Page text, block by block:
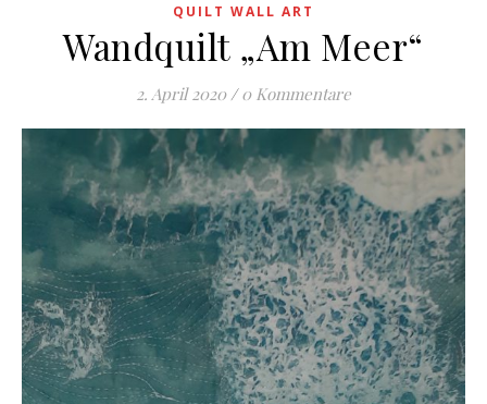
QUILT WALL ART
Wandquilt „Am Meer“
2. April 2020 / 0 Kommentare